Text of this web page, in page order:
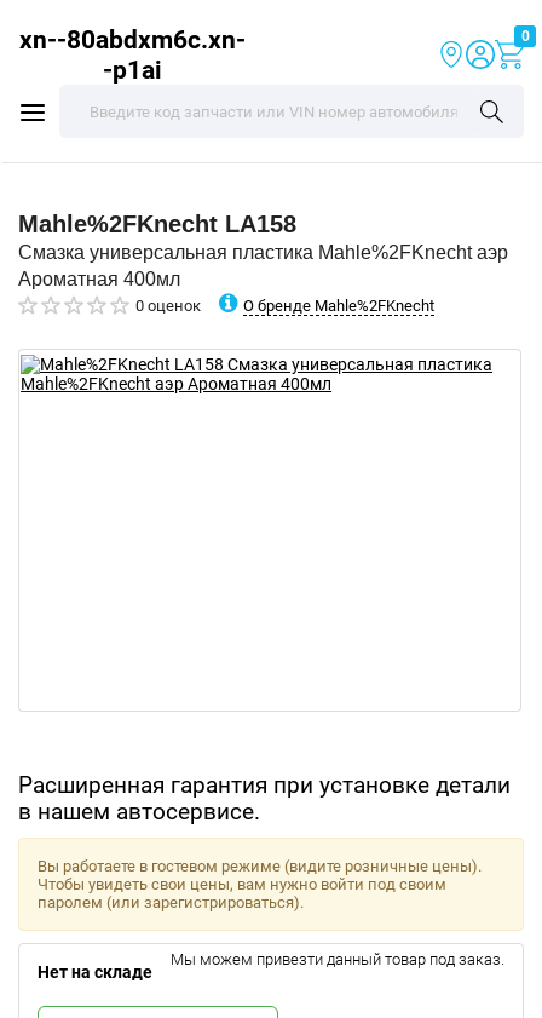
xn--80abdxm6c.xn-
-p1ai
0
Mahle%2FKnecht LA158
Смазка универсальная пластика Mahle%2FKnecht аэр
Ароматная 400мл
0 оценок О бренде Mahle%2FKnecht
Расширенная гарантия при установке детали
в нашем автосервисе.
Вы работаете в гостевом режиме (видите розничные цены).
Чтобы увидеть свои цены, вам нужно войти под своим
паролем (или зарегистрироваться).
Нет на складе
Мы можем привезти данный товар под заказ.